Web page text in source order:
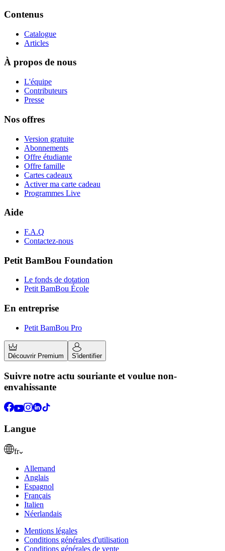
Contenus
Catalogue
Articles
À propos de nous
L'équipe
Contributeurs
Presse
Nos offres
Version gratuite
Abonnements
Offre étudiante
Offre famille
Cartes cadeaux
Activer ma carte cadeau
Programmes Live
Aide
F.A.Q
Contactez-nous
Petit BamBou Foundation
Le fonds de dotation
Petit BamBou École
En entreprise
Petit BamBou Pro
Découvrir Premium S'identifier
Suivre notre actu souriante et voulue non-
envahissante
Langue
fr
Allemand
Anglais
Espagnol
Français
Italien
Néerlandais
Mentions légales
Conditions générales d'utilisation
Conditions générales de vente